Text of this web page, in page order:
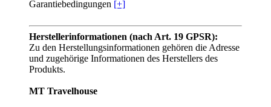
Garantiebedingungen [+]
Herstellerinformationen (nach Art. 19 GPSR):
Zu den Herstellungsinformationen gehören die Adresse
und zugehörige Informationen des Herstellers des
Produkts.
MT Travelhouse